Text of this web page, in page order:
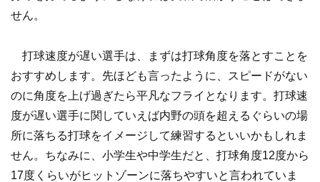
せん。
打球速度が遅い選手は、まずは打球角度を落とすことを
おすすめします。先ほども言ったように、スピードがない
のに角度を上げ過ぎたら平凡なフライとなります。打球速
度が遅い選手に関していえば内野の頭を超えるぐらいの場
所に落ちる打球をイメージして練習するといいかもしれま
せん。ちなみに、小学生や中学生だと、打球角度12度から
17度くらいがヒットゾーンに落ちやすいと言われていま